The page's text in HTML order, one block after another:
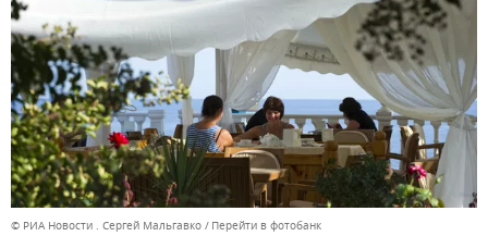
© РИА Новости . Сергей Мальгавко Перейти в фотобанк